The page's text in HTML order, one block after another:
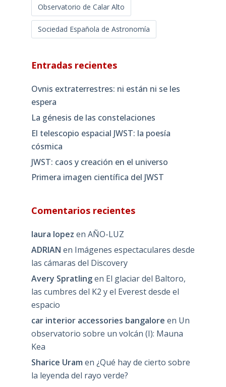
Observatorio de Calar Alto
Sociedad Española de Astronomía
Entradas recientes
Ovnis extraterrestres: ni están ni se les
espera
La génesis de las constelaciones
El telescopio espacial JWST: la poesía
cósmica
JWST: caos y creación en el universo
Primera imagen científica del JWST
Comentarios recientes
laura lopez en AÑO-LUZ
ADRIAN en Imágenes espectaculares desde
las cámaras del Discovery
Avery Spratlingen El glaciar del Baltoro,
las cumbres del K2 y el Everest desde el
espacio
car interior accessories bangalore en Un
observatorio sobre un volcán (I): Mauna
Kea
Sharice Uram en ¿Qué hay de cierto sobre
la leyenda del rayo verde?